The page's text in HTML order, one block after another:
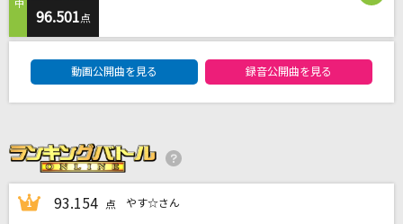
HOTEL NINE STAR
EBiDAN (恵比寿学園男子部)
[生音]レイニーブルー
[生音]プロローグ
Uru
96.501 点
動画公開曲を見る 録音公開曲を見る
1 93.154 点 やす☆さん